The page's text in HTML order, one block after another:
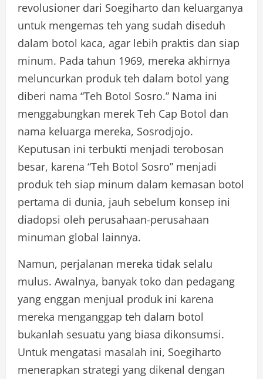
revolusioner dari Soegiharto dan keluarganya
untuk mengemas teh yang sudah diseduh
dalam botol kaca, agar lebih praktis dan siap
minum. Pada tahun 1969, mereka akhirnya
meluncurkan produk teh dalam botol yang
diberi nama “Teh Botol Sosro.” Nama ini
menggabungkan merek Teh Cap Botol dan
nama keluarga mereka, Sosrodjojo.
Keputusan ini terbukti menjadi terobosan
besar, karena “Teh Botol Sosro” menjadi
produk teh siap minum dalam kemasan botol
pertama di dunia, jauh sebelum konsep ini
diadopsi oleh perusahaan-perusahaan
minuman global lainnya.
Namun, perjalanan mereka tidak selalu
mulus. Awalnya, banyak toko dan pedagang
yang enggan menjual produk ini karena
mereka menganggap teh dalam botol
bukanlah sesuatu yang biasa dikonsumsi.
Untuk mengatasi masalah ini, Soegiharto
menerapkan strategi yang dikenal dengan